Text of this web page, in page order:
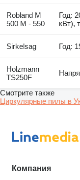
Robland M
500 M - 550
Год:
кВт),
Sirkelsag Год:
Holzmann
TS250F
Смотрите также
Циркулярные пилы в
Компания